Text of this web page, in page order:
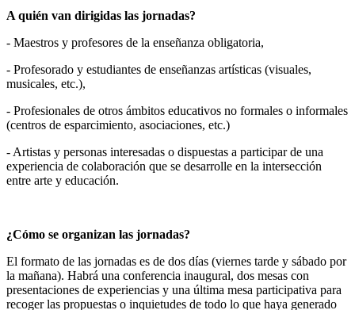
A quién van dirigidas las jornadas?
- Maestros y profesores de la enseñanza obligatoria,
- Profesorado y estudiantes de enseñanzas artísticas (visuales,
musicales, etc.),
- Profesionales de otros ámbitos educativos no formales o informales
(centros de esparcimiento, asociaciones, etc.)
- Artistas y personas interesadas o dispuestas a participar de una
experiencia de colaboración que se desarrolle en la intersección
entre arte y educación.
¿Cómo se organizan las jornadas?
El formato de las jornadas es de dos días (viernes tarde y sábado por
la mañana). Habrá una conferencia inaugural, dos mesas con
presentaciones de experiencias y una última mesa participativa para
recoger las propuestas o inquietudes de todo lo que haya generado